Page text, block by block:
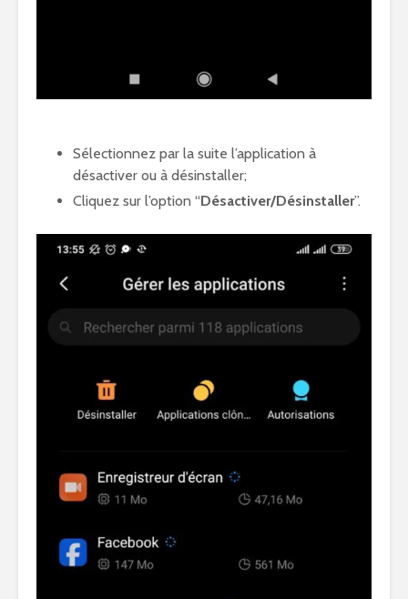
Sélectionnez par la suite l’application à
désactiver ou à désinstaller;
Cliquez sur l’option “Désactiver/Désinstaller”.